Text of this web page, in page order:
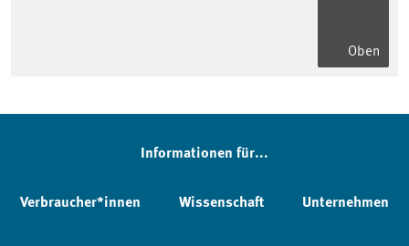
Oben
Informationen für...
Verbraucher*innen Wissenschaft Unternehmen